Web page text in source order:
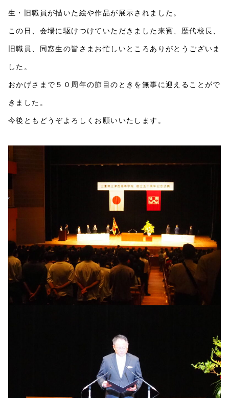
生・旧職員が描いた絵や作品が展示されました。
この日、会場に駆けつけていただきました来賓、歴代校長、
旧職員、同窓生の皆さまお忙しいところありがとうございま
した。
おかげさまで５０周年の節目のときを無事に迎えることがで
きました。
今後ともどうぞよろしくお願いいたします。